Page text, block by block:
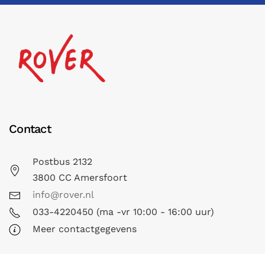
Contact
Postbus 2132
3800 CC Amersfoort
info@rover.nl
033-4220450 (ma -vr 10:00 - 16:00 uur)
Meer contactgegevens